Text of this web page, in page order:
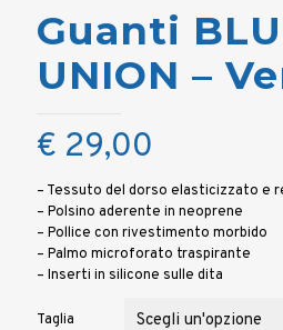
Guanti
UNION –
€ 29,00
– Tessuto del dorso elasticizzato e
– Polsino aderente in neoprene
– Pollice con rivestimento morbido
– Palmo microforato traspirante
– Inserti in silicone sulle dita
Taglia